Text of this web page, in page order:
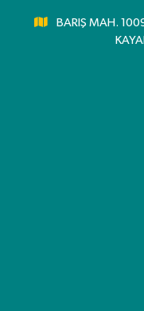
BARIŞ MAH.